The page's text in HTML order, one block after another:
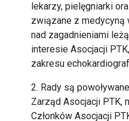
lekarzy, pielęgniarki
związane z medycyną
nad zagadnieniami
interesie Asocjacji
zakresu
2. Rady są
Zarząd Asocjacji PTK,
Członków Asocjacji